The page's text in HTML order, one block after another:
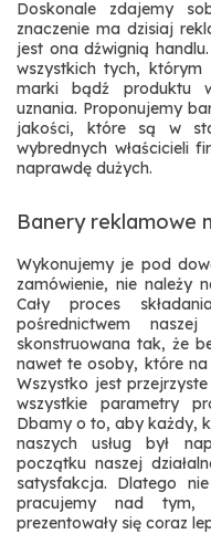
Doskonale zdajemy
znaczenie ma dzisiaj
jest ona dźwignią
wszystkich tych, którym
marki bądź produktu
uznania. Proponujemy
jakości, które są w
wybrednych właścicieli
naprawdę dużych.
Banery reklamowe
Wykonujemy je pod
zamówienie, nie należy
Cały proces
pośrednictwem
skonstruowana tak, że
nawet te osoby, które
Wszystko jest
wszystkie parametry
Dbamy o to, aby każdy,
naszych usług był
początku naszej
satysfakcja. Dlatego
pracujemy nad tym,
prezentowały się coraz